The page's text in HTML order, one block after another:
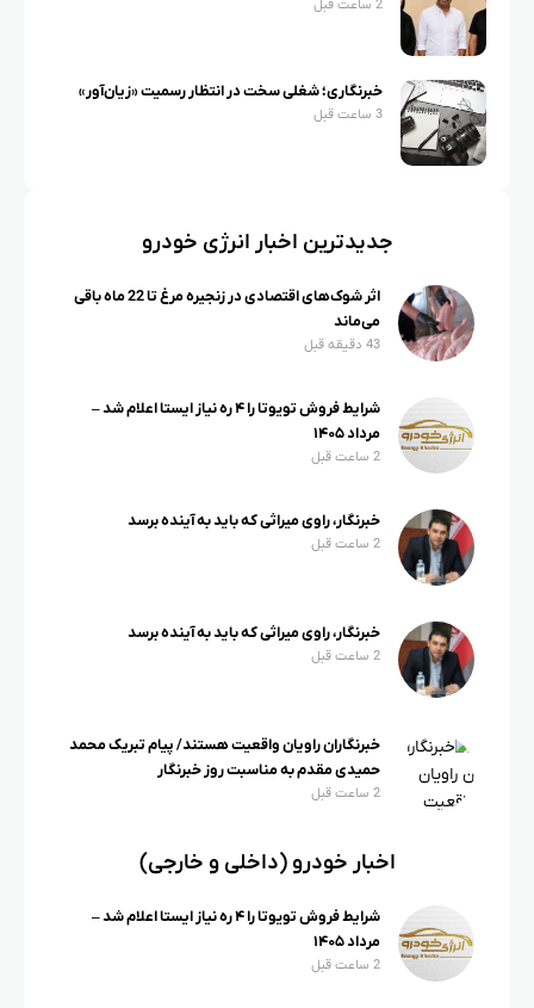
خبرنگاری؛ شغلی سخت در انتظار رسمیت «زیان‌آور»
3 ساعت قبل
جدیدترین اخبار انرژی خودرو
اثر شوک‌های اقتصادی در زنجیره مرغ تا 22 ماه باقی
می‌ماند
43 دقیقه قبل
شرایط فروش تویوتا را ۴ ره نیاز ایستا اعلام شد –
مرداد ۱۴۰۵
2 ساعت قبل
خبرنگار، راوی میراثی که باید به آینده برسد
2 ساعت قبل
خبرنگار، راوی میراثی که باید به آینده برسد
2 ساعت قبل
خبرنگاران راویان واقعیت هستند/ پیام تبریک محمد
حمیدی مقدم به مناسبت روز خبرنگار
اخبار خودرو (داخلی و خارجی)
شرایط فروش تویوتا را ۴ ره نیاز ایستا اعلام شد –
مرداد ۱۴۰۵
2 ساعت قبل